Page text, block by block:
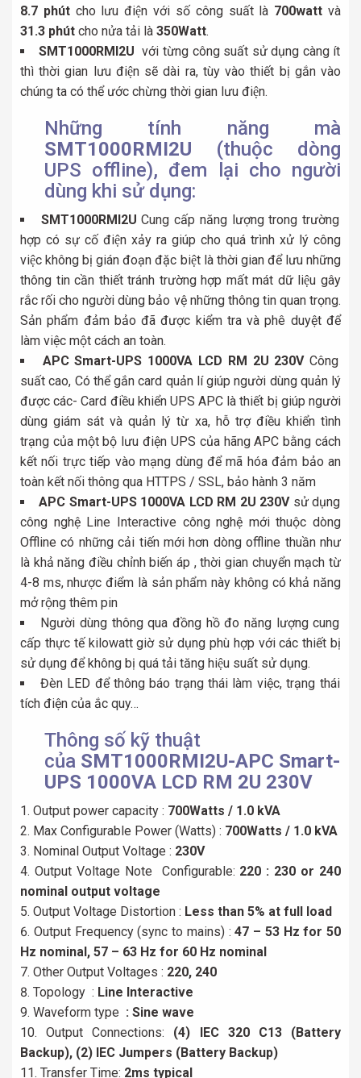
8.7 phútcho lưu điện với số công suất là 700wattvà
31.3 phút cho nửa tải là 350Watt.
SMT1000RMI2U với từng công suất sử dụng càng ít
thì thời gian lưu điện sẽ dài ra, tùy vào thiết bị gắn vào
chúng ta có thể ước chừng thời gian lưu điện.
Những tính năng mà
SMT1000RMI2U (thuộc dòng
UPS offline), đem lại cho người
dùng khi sử dụng:
SMT1000RMI2U Cung cấp năng lượng trong trường
hợp có sự cố điện xảy ra giúp cho quá trình xử lý công
việc không bị gián đoạn đặc biệt là thời gian để lưu những
thông tin cần thiết tránh trường hợp mất mát dữ liệu gây
rắc rối cho người dùng bảo vệ những thông tin quan trọng.
Sản phẩm đảm bảo đã được kiểm tra và phê duyệt để
làm việc một cách an toàn.
APC Smart-UPS 1000VA LCD RM 2U 230VCông
suất cao, Có thể gắn card quản lí giúp người dùng quản lý
được các- Card điều khiển UPS APC là thiết bị giúp người
dùng giám sát và quản lý từ xa, hỗ trợ điều khiển tình
trạng của một bộ lưu điện UPS của hãng APC bằng cách
kết nối trực tiếp vào mạng dùng để mã hóa đảm bảo an
toàn kết nối thông qua HTTPS / SSL, bảo hành 3 năm
APC Smart-UPS 1000VA LCD RM 2U 230Vsử dụng
công nghệ Line Interactive công nghệ mới thuộc dòng
Offline có những cải tiến mới hơn dòng offline thuần như
là khả năng điều chỉnh biến áp , thời gian chuyển mạch từ
4-8 ms, nhược điểm là sản phẩm này không có khả năng
mở rộng thêm pin
Người dùng thông qua đồng hồ đo năng lượng cung
cấp thực tế kilowatt giờ sử dụng phù hợp với các thiết bị
sử dụng để không bị quá tải tăng hiệu suất sử dụng.
Đèn LED để thông báo trạng thái làm việc, trạng thái
tích điện của ắc quy…
Thông số kỹ thuật
của SMT1000RMI2U-APC Smart-
UPS 1000VA LCD RM 2U 230V
Output power capacity : 700Watts / 1.0 kVA
Max Configurable Power (Watts) : 700Watts / 1.0 kVA
Nominal Output Voltage : 230V
Output Voltage Note Configurable: 220 : 230 or 240
nominal output voltage
Output Voltage Distortion : Less than 5% at full load
Output Frequency (sync to mains) :47 – 53 Hz for 50
Hz nominal, 57 – 63 Hz for 60 Hz nominal
Other Output Voltages : 220, 240
Topology : Line Interactive
Waveform type : Sine wave
Output Connections: (4) IEC 320 C13 (Battery
Backup), (2) IEC Jumpers (Battery Backup)
Transfer Time: 2ms typical